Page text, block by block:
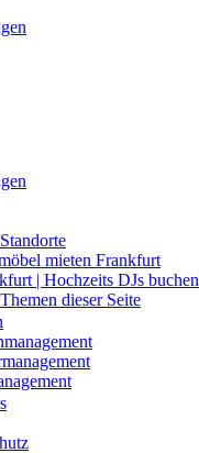
mieten Frankfurt
| Hochzeits DJs
dieser Seite